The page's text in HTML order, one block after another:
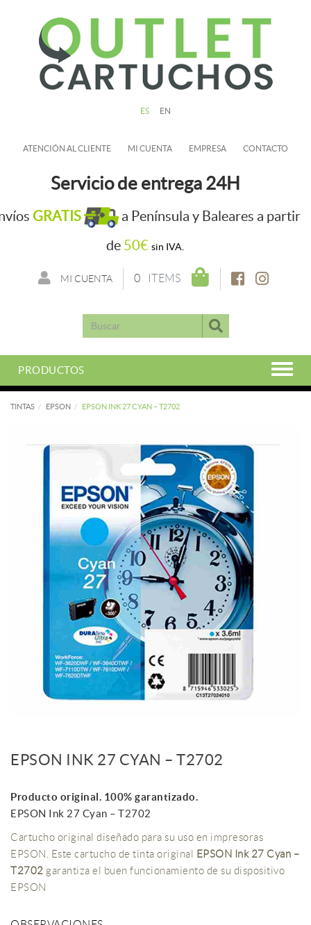
ES EN
ATENCIÓN AL CLIENTE MI CUENTA EMPRESA CONTACTO
Servicio de entrega 24H
GRATIS
a Península y Baleares a partir
de 50€ sin IVA.
0 ITEMS
MI CUENTA
PRODUCTOS
TINTAS EPSON EPSON INK 27 CYAN – T2702
EPSON INK 27 CYAN – T2702
Producto original. 100% garantizado.
EPSON Ink 27 Cyan – T2702
Cartucho original diseñado para su uso en impresoras
EPSON. Este cartucho de tinta original
EPSON Ink 27 Cyan –
T2702 garantiza el buen funcionamiento de su dispositivo
EPSON